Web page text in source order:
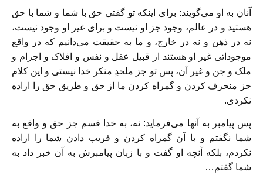
آنان به او می‌گویند: برای اینکه تو گفتی حق با شما و شما با حق
هستید و در عالم، وجود جز او نیست و برای غیر او وجود نیست،
نه در ذهن و نه در خارج، و ما به حقیقت می‌دانیم که در واقع
موجوداتی غیر او هستند از قبیل عقل و نفس و افلاک و اجرام و
ملک و جن و غیر آن، پس تو جز ملحدِ منکر خدا نیستی و این کلام
جز منحرف کردن و گمراه کردن ما از حق و طریق حق را اراده
نکردی.
پس پیامبر به آنها می‌فرماید: نه، به خدا قسم جز حق و واقع به
شما نگفتم و با آن گمراه کردن و فریب دادن شما را اراده
نکردم، بلکه آنچه او گفت و با زبان پیامبرش به آن خبر داد به
شما گفتم…